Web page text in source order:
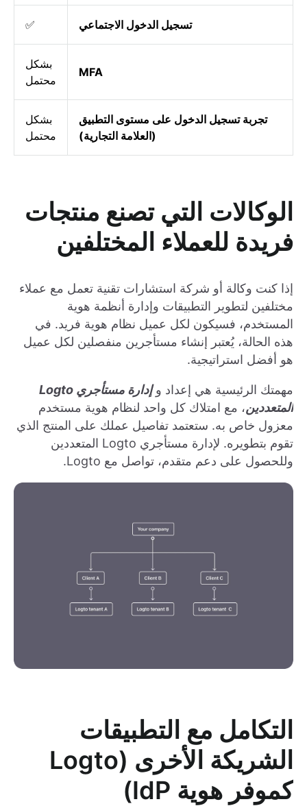
تسجيل الدخول الاجتماعي ✅
MFA
بشكل
محتمل
تجربة تسجيل الدخول على مستوى التطبيق
(العلامة التجارية)
بشكل
محتمل
الوكالات التي تصنع منتجات
فريدة للعملاء المختلفين
إذا كنت وكالة أو شركة استشارات تقنية تعمل مع عملاء
مختلفين لتطوير التطبيقات وإدارة أنظمة هوية
المستخدم، فسيكون لكل عميل نظام هوية فريد. في
هذه الحالة، يُعتبر إنشاء مستأجرين منفصلين لكل عميل
هو أفضل استراتيجية.
مهمتك الرئيسية هي إعداد و
إدارة مستأجري Logto
المتعددين، مع امتلاك كل واحد لنظام هوية مستخدم
معزول خاص به. ستعتمد تفاصيل عملك على المنتج الذي
تقوم بتطويره. لإدارة مستأجري Logto المتعددين
وللحصول على دعم متقدم، تواصل مع Logto.
التكامل مع التطبيقات
الشريكة الأخرى (Logto
كموفر هوية IdP)